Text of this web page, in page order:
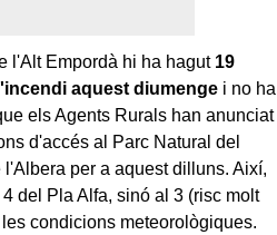
l'Alt Empordà hi ha hagut 19
aquest diumenge i no ha
els Agents Rurals han anunciat
d'accés al Parc Natural del
per a aquest dilluns. Així,
del Pla Alfa, sinó al 3 (risc molt
condicions meteorològiques.